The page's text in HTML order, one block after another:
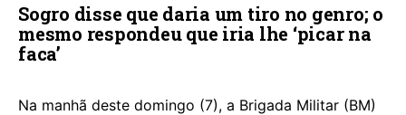
Sogro disse que daria um tiro no genro; o
mesmo respondeu que iria lhe ‘picar na
faca’
Na manhã deste domingo (7), a Brigada Militar (BM)